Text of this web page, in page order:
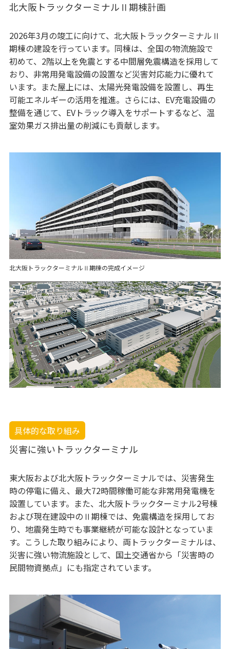
北大阪トラックターミナルⅡ期棟計画
2026年3月の竣工に向けて、北大阪トラックターミナルⅡ
期棟の建設を行っています。同棟は、全国の物流施設で
初めて、2階以上を免震とする中間層免震構造を採用して
おり、非常用発電設備の設置など災害対応能力に優れて
います。また屋上には、太陽光発電設備を設置し、再生
可能エネルギーの活用を推進。さらには、EV充電設備の
整備を通じて、EVトラック導入をサポートするなど、温
室効果ガス排出量の削減にも貢献します。
北大阪トラックターミナルⅡ期棟の完成イメージ
具体的な取り組み
災害に強いトラックターミナル
東大阪および北大阪トラックターミナルでは、災害発生
時の停電に備え、最大72時間稼働可能な非常用発電機を
設置しています。また、北大阪トラックターミナル2号棟
および現在建設中のⅡ期棟では、免震構造を採用してお
り、地震発生時でも事業継続が可能な設計となっていま
す。こうした取り組みにより、両トラックターミナルは、
災害に強い物流施設として、国土交通省から「災害時の
民間物資拠点」にも指定されています。